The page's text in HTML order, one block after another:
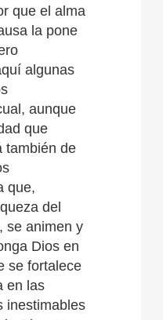
que el alma
la pone
algunas
aunque
que
también de
que,
del
se animen y
Dios en
se fortalece
en las
inestimables